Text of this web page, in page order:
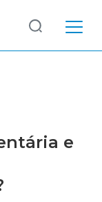
e